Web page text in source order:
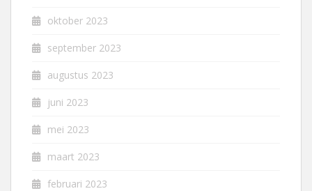
oktober 2023
september 2023
augustus 2023
juni 2023
mei 2023
maart 2023
februari 2023